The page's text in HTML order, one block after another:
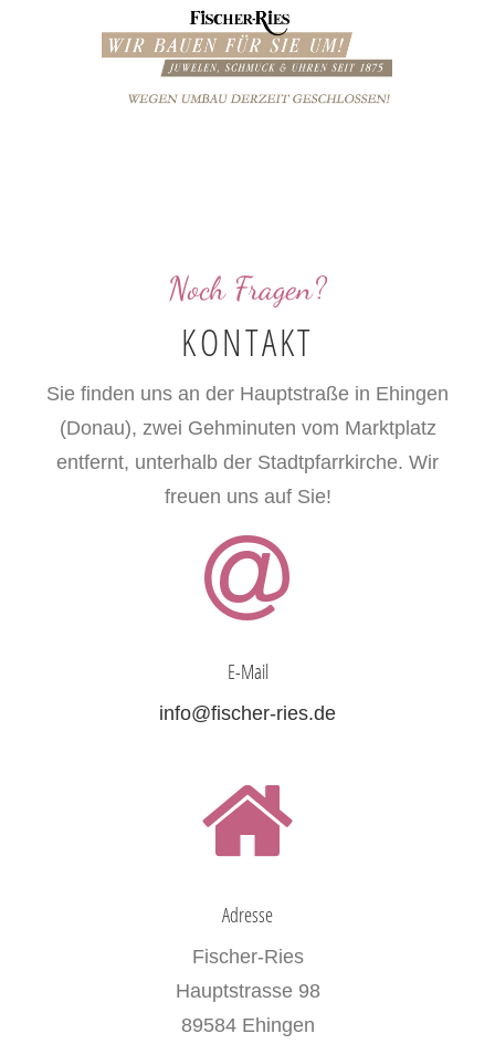
Noch Fragen?
KONTAKT
Sie finden uns an der Hauptstraße in Ehingen
(Donau), zwei Gehminuten vom Marktplatz
entfernt, unterhalb der Stadtpfarrkirche. Wir
freuen uns auf Sie!
E-Mail
info@fischer-ries.de
Adresse
Fischer-Ries
Hauptstrasse 98
89584 Ehingen